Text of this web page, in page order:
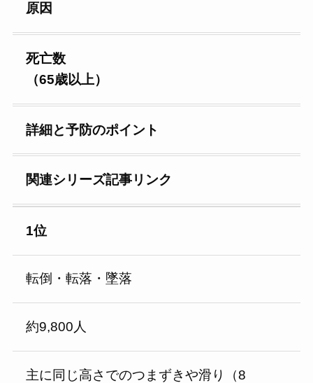
原因
死亡数
（65歳以上）
詳細と予防のポイント
関連シリーズ記事リンク
1位
転倒・転落・墜落
約9,800人
主に同じ高さでのつまずきや滑り（8